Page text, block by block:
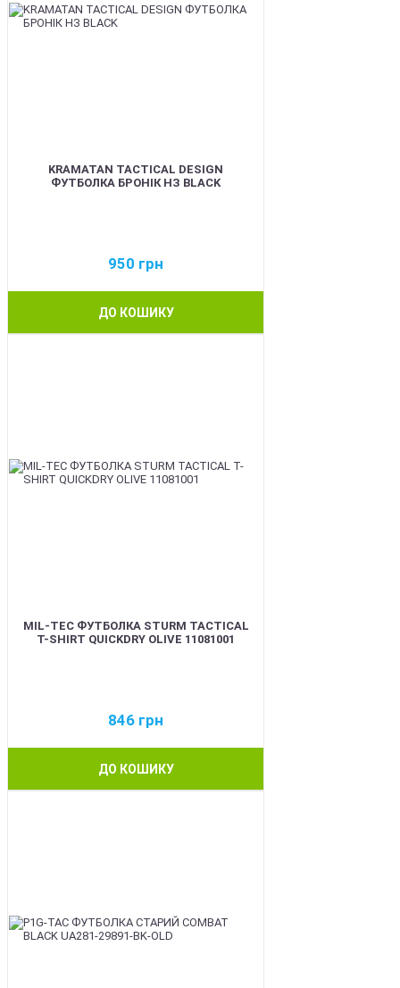
KRAMATAN TACTICAL DESIGN
ФУТБОЛКА БРОНІК НЗ BLACK
950 грн
ДО КОШИКУ
MIL-TEC ФУТБОЛКА STURM TACTICAL
T-SHIRT QUICKDRY OLIVE 11081001
846 грн
ДО КОШИКУ